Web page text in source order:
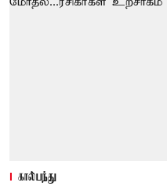
கால்பந்து